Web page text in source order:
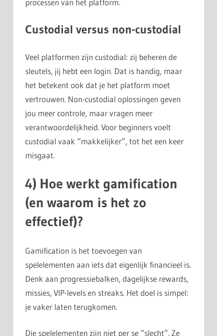
processen van het platform.
Custodial versus non-custodial
Veel platformen zijn custodial: zij beheren de
sleutels, jij hebt een login. Dat is handig, maar
het betekent ook dat je het platform moet
vertrouwen. Non-custodial oplossingen geven
jou meer controle, maar vragen meer
verantwoordelijkheid. Voor beginners voelt
custodial vaak “makkelijker”, tot het een keer
misgaat.
4) Hoe werkt gamification
(en waarom is het zo
effectief)?
Gamification is het toevoegen van
spelelementen aan iets dat eigenlijk financieel is.
Denk aan progressiebalken, dagelijkse rewards,
missies, VIP-levels en streaks. Het doel is simpel:
je vaker laten terugkomen.
Die spelelementen zijn niet per se “slecht”. Ze